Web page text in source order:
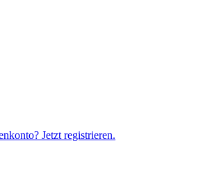
Jetzt registrieren.